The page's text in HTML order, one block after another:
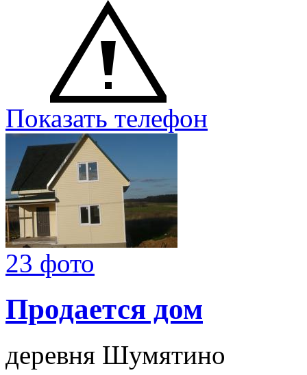
Показать телефон
23 фото
Продается дом
деревня Шумятино